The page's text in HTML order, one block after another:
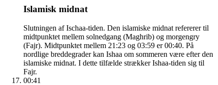
Islamisk midnat
Slutningen af Ischaa-tiden. Den islamiske midnat refererer til
midtpunktet mellem solnedgang (Maghrib) og morgengry
(Fajr). Midtpunktet mellem 21:23 og 03:59 er 00:40. På
nordlige breddegrader kan Ishaa om sommeren være efter den
islamiske midnat. I dette tilfælde strækker Ishaa-tiden sig til
Fajr.
00:41